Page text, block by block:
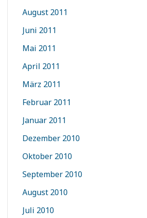
August 2011
Juni 2011
Mai 2011
April 2011
März 2011
Februar 2011
Januar 2011
Dezember 2010
Oktober 2010
September 2010
August 2010
Juli 2010